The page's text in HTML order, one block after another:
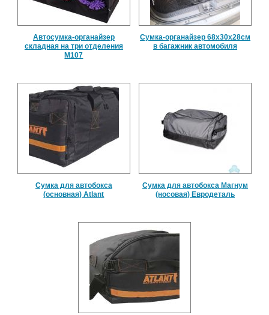
Автосумка-органайзер
складная на три отделения
М107
Сумка-органайзер 68х30х28см
в багажник автомобиля
Сумка для автобокса
(основная) Atlant
Сумка для автобокса Магнум
(носовая) Евродеталь